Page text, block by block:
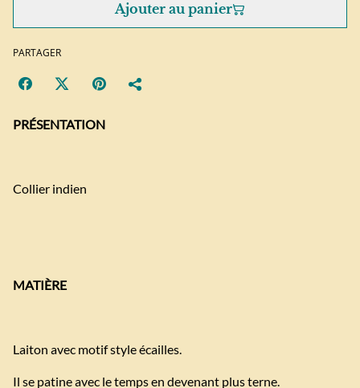
Ajouter au panier
PARTAGER
PRÉSENTATION
Collier indien
MATIÈRE
Laiton avec motif style écailles.
Il se patine avec le temps en devenant plus terne.